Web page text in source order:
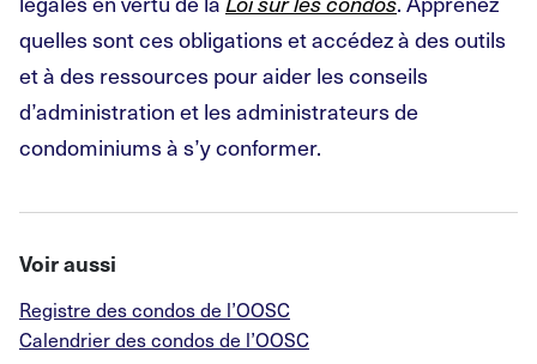
quelles sont ces obligations et accédez à des outils
et à des ressources pour aider les conseils
d’administration et les administrateurs de
condominiums à s’y conformer.
Voir aussi
Registre des condos de l’OOSC
Calendrier des condos de l’OOSC